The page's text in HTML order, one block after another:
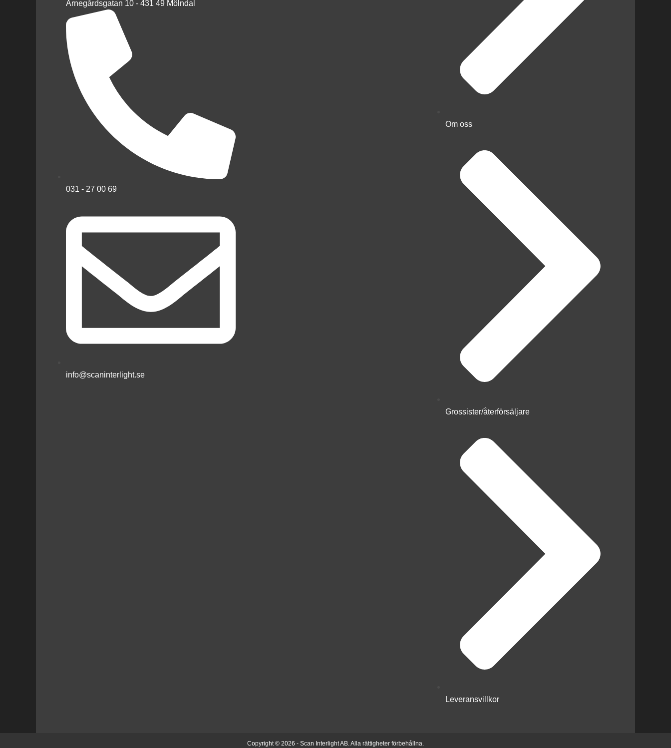
Arnegårdsgatan 10 - 431 49 Mölndal
031 - 27 00 69
info@scaninterlight.se
Om oss
Grossister/återförsäljare
Leveransvillkor
Copyright © 2026 - Scan Interlight AB. Alla rättigheter förbehållna.